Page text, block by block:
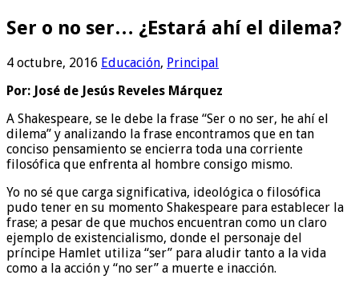
Ser o no ser… ¿Estará ahí el dilema?
4 octubre, 2016 Educación, Principal
Por: José de Jesús Reveles Márquez
A Shakespeare, se le debe la frase “Ser o no ser, he ahí el
dilema” y analizando la frase encontramos que en tan
conciso pensamiento se encierra toda una corriente
filosófica que enfrenta al hombre consigo mismo.
Yo no sé que carga significativa, ideológica o filosófica
pudo tener en su momento Shakespeare para establecer la
frase; a pesar de que muchos encuentran como un claro
ejemplo de existencialismo, donde el personaje del
príncipe Hamlet utiliza “ser” para aludir tanto a la vida
como a la acción y “no ser” a muerte e inacción.